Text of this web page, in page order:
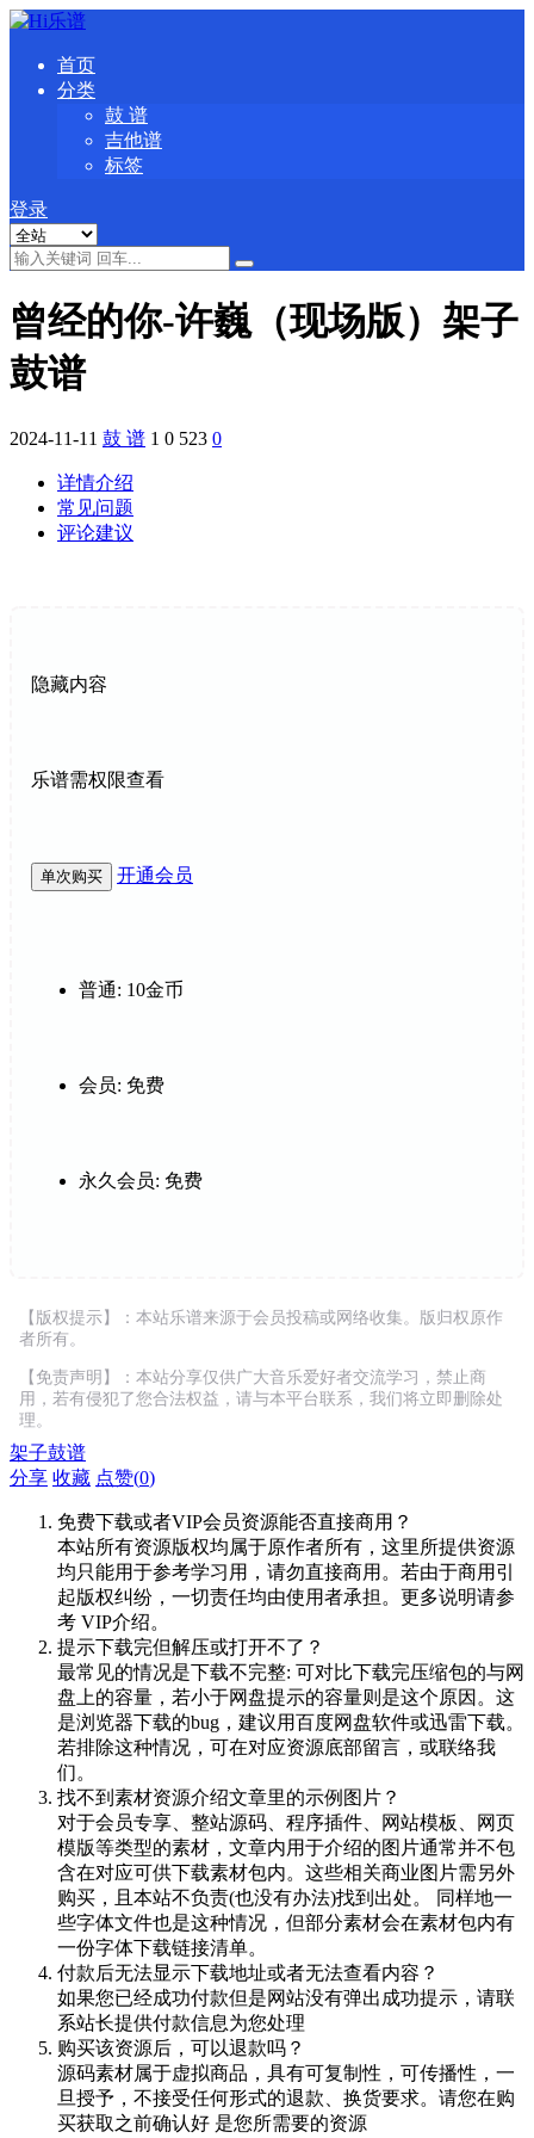
首页
分类
鼓 谱
吉他谱
标签
登录
曾经的你-许巍（现场版）架子
鼓谱
2024-11-11 鼓 谱 1 0 523 0
详情介绍
常见问题
评论建议
隐藏内容
乐谱需权限查看
单次购买 开通会员
普通: 10金币
会员: 免费
永久会员: 免费
【版权提示】：本站乐谱来源于会员投稿或网络收集。版归权原作
者所有。
【免责声明】：本站分享仅供广大音乐爱好者交流学习，禁止商
用，若有侵犯了您合法权益，请与本平台联系，我们将立即删除处
理。
架子鼓谱
分享 收藏 点赞(0)
免费下载或者VIP会员资源能否直接商用？
本站所有资源版权均属于原作者所有，这里所提供资源
均只能用于参考学习用，请勿直接商用。若由于商用引
起版权纠纷，一切责任均由使用者承担。更多说明请参
考 VIP介绍。
提示下载完但解压或打开不了？
最常见的情况是下载不完整: 可对比下载完压缩包的与网
盘上的容量，若小于网盘提示的容量则是这个原因。这
是浏览器下载的bug，建议用百度网盘软件或迅雷下载。
若排除这种情况，可在对应资源底部留言，或联络我
们。
找不到素材资源介绍文章里的示例图片？
对于会员专享、整站源码、程序插件、网站模板、网页
模版等类型的素材，文章内用于介绍的图片通常并不包
含在对应可供下载素材包内。这些相关商业图片需另外
购买，且本站不负责(也没有办法)找到出处。 同样地一
些字体文件也是这种情况，但部分素材会在素材包内有
一份字体下载链接清单。
付款后无法显示下载地址或者无法查看内容？
如果您已经成功付款但是网站没有弹出成功提示，请联
系站长提供付款信息为您处理
购买该资源后，可以退款吗？
源码素材属于虚拟商品，具有可复制性，可传播性，一
旦授予，不接受任何形式的退款、换货要求。请您在购
买获取之前确认好 是您所需要的资源